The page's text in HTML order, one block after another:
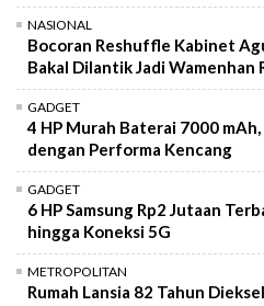
NASIONAL
Bocoran Reshuffle Kabinet
Bakal Dilantik Jadi Wamenhan
GADGET
4 HP Murah Baterai 7000
dengan Performa Kencang
GADGET
6 HP Samsung Rp2 Jutaan
hingga Koneksi 5G
METROPOLITAN
Rumah Lansia 82 Tahun